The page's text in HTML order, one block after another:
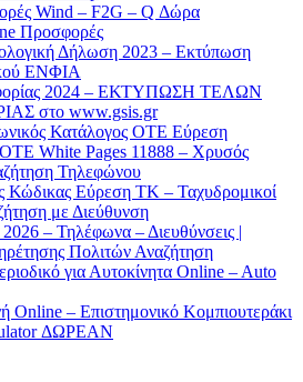
Wind – F2G – Q Δώρα
Προσφορές
Δήλωση 2023 – Εκτύπωση
EΝΦΙΑ
2024 – ΕΚΤΥΠΩΣΗ ΤΕΛΩΝ
στο www.gsis.gr
Κατάλογος ΟΤΕ Εύρεση
White Pages 11888 – Χρυσός
Τηλεφώνου
Κώδικας Εύρεση ΤΚ – Ταχυδρομικοί
με Διεύθυνση
– Τηλέφωνα – Διευθύνσεις |
Πολιτών Αναζήτηση
για Αυτοκίνητα Online – Auto
Online – Επιστημονικό Κομπιουτεράκι
ΔΩΡΕΑΝ